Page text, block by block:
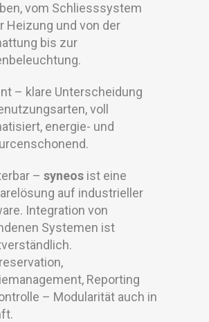
vom Schliesssystem
Heizung und von der
bis zur
– klare Unterscheidung
voll
energie- und
– syneos ist eine
auf industrieller
Integration von
Systemen ist
Reporting
– Modularität auch in